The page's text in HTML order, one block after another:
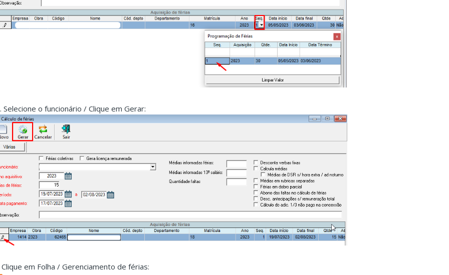
Selecione o funcionário / Clique em Gerar:
Clique em Folha / Gerenciamento de férias: